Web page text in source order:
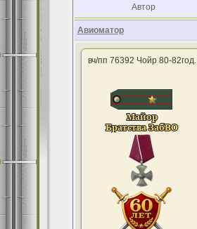
Автор
Авиоматор
вч/пп 76392 Чойр 80-82год.